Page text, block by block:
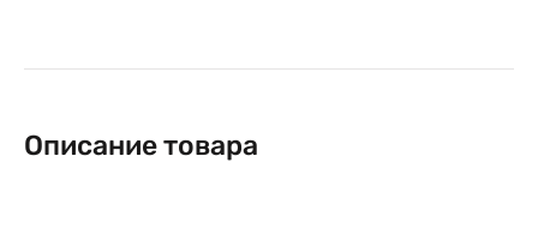
Описание товара